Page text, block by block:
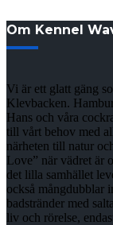
Om Kennel
Vi är ett glatt gäng
Klevbacken.
Hans och våra
till vårt behov med
närheten till natur
Love” när vädret är
det lilla samhället
också mångdubblar
badstränder med
liv och rörelse,